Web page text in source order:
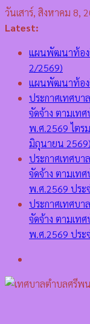
Skip
to
วันเสาร์, สิงหาคม 8,
Latest:
แผนพัฒนาท้อง
2/2569)
แผนพัฒนาท้อง
ประกาศเทศบา
จัดจ้าง ตามเท
พ.ศ.2569 ไตร
มิถุนายน 2569)
ประกาศเทศบา
จัดจ้าง ตามเท
พ.ศ.2569 ประ
ประกาศเทศบา
จัดจ้าง ตามเท
พ.ศ.2569 ประ